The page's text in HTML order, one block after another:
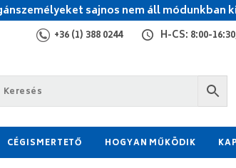
sajnos nem áll módunkban
+36 (1) 388 0244 H-CS: 8:00-
CÉGISMERTETŐ HOGYAN MŰKÖDIK